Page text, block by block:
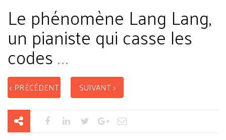
Le phénomène Lang Lang,
un pianiste qui casse les
codes...
< PRÉCÉDENT SUIVANT >